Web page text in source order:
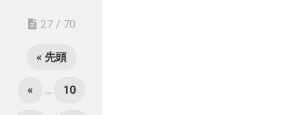
27 / 70
« 先頭
« ... 10